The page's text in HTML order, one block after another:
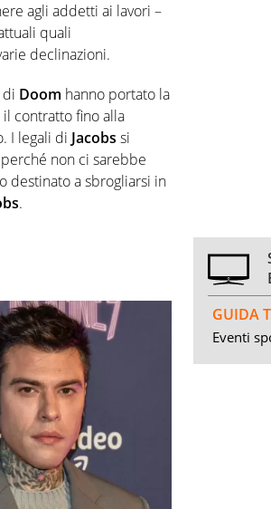
agli addetti ai lavori –
quali
declinazioni.
Doom hanno portato la
contratto fino alla
I legali di Jacobs si
non ci sarebbe
destinato a sbrogliarsi in
.
GUIDA
Eventi